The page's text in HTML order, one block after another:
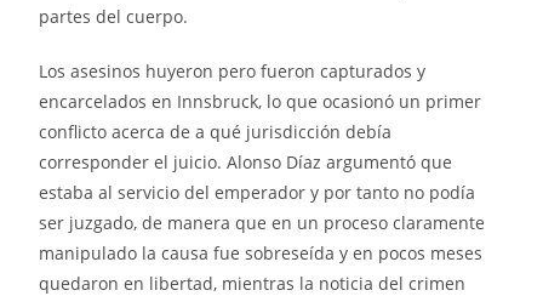
partes del cuerpo.
Los asesinos huyeron pero fueron capturados y
encarcelados en Innsbruck, lo que ocasionó un primer
conflicto acerca de a qué jurisdicción debía
corresponder el juicio. Alonso Díaz argumentó que
estaba al servicio del emperador y por tanto no podía
ser juzgado, de manera que en un proceso claramente
manipulado la causa fue sobreseída y en pocos meses
quedaron en libertad, mientras la noticia del crimen